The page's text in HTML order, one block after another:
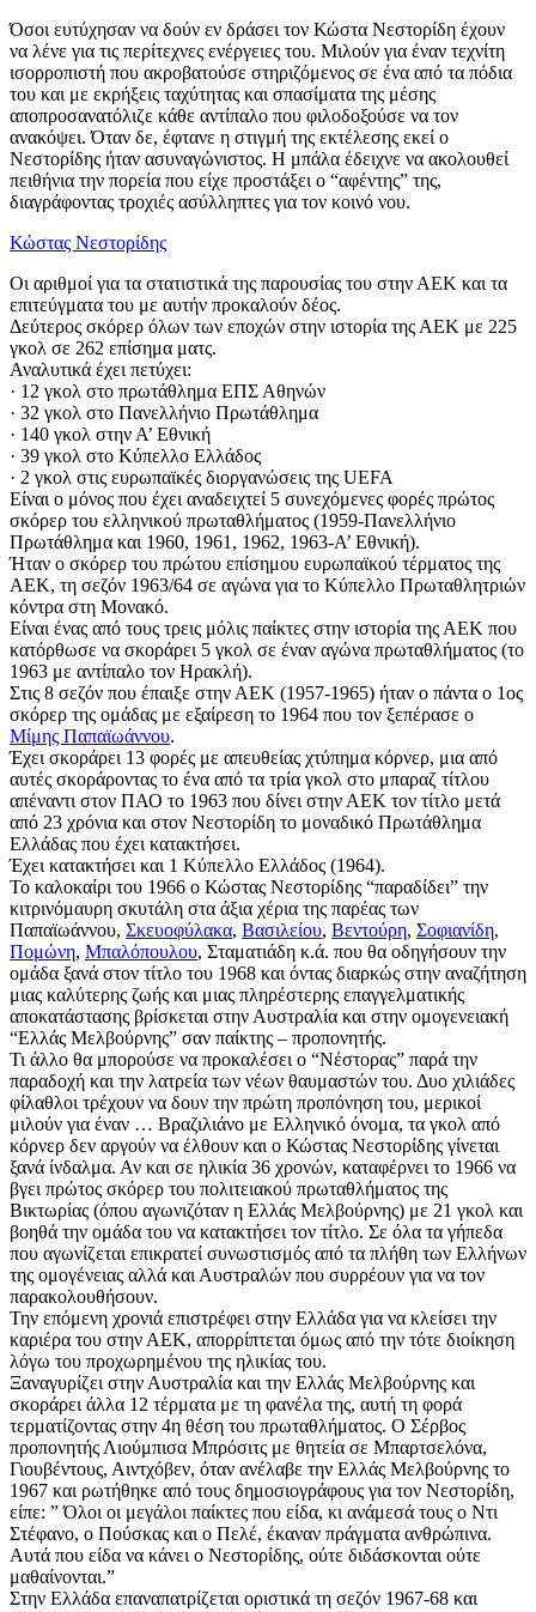
Όσοι ευτύχησαν να δούν εν δράσει τον Κώστα Νεστορίδη έχουν
να λένε για τις περίτεχνες ενέργειες του. Μιλούν για έναν τεχνίτη
ισορροπιστή που ακροβατούσε στηριζόμενος σε ένα από τα πόδια
του και με εκρήξεις ταχύτητας και σπασίματα της μέσης
αποπροσανατόλιζε κάθε αντίπαλο που φιλοδοξούσε να τον
ανακόψει. Όταν δε, έφτανε η στιγμή της εκτέλεσης εκεί ο
Νεστορίδης ήταν ασυναγώνιστος. Η μπάλα έδειχνε να ακολουθεί
πειθήνια την πορεία που είχε προστάξει ο “αφέντης” της,
διαγράφοντας τροχιές ασύλληπτες για τον κοινό νου.
Κώστας Νεστορίδης
Οι αριθμοί για τα στατιστικά της παρουσίας του στην ΑΕΚ και τα
επιτεύγματα του με αυτήν προκαλούν δέος.
Δεύτερος σκόρερ όλων των εποχών στην ιστορία της ΑΕΚ με 225
γκολ σε 262 επίσημα ματς.
Αναλυτικά έχει πετύχει:
· 12 γκολ στο πρωτάθλημα ΕΠΣ Αθηνών
· 32 γκολ στο Πανελλήνιο Πρωτάθλημα
· 140 γκολ στην Α’ Εθνική
· 39 γκολ στο Κύπελλο Ελλάδος
· 2 γκολ στις ευρωπαϊκές διοργανώσεις της UEFA
Είναι ο μόνος που έχει αναδειχτεί 5 συνεχόμενες φορές πρώτος
σκόρερ του ελληνικού πρωταθλήματος (1959-Πανελλήνιο
Πρωτάθλημα και 1960, 1961, 1962, 1963-Α’ Εθνική).
Ήταν ο σκόρερ του πρώτου επίσημου ευρωπαϊκού τέρματος της
ΑΕΚ, τη σεζόν 1963/64 σε αγώνα για το Κύπελλο Πρωταθλητριών
κόντρα στη Μονακό.
Είναι ένας από τους τρεις μόλις παίκτες στην ιστορία της ΑΕΚ που
κατόρθωσε να σκοράρει 5 γκολ σε έναν αγώνα πρωταθλήματος (το
1963 με αντίπαλο τον Ηρακλή).
Στις 8 σεζόν που έπαιξε στην ΑΕΚ (1957-1965) ήταν ο πάντα ο 1ος
σκόρερ της ομάδας με εξαίρεση το 1964 που τον ξεπέρασε ο
Μίμης Παπαϊωάννου.
Έχει σκοράρει 13 φορές με απευθείας χτύπημα κόρνερ, μια από
αυτές σκοράροντας το ένα από τα τρία γκολ στο μπαραζ τίτλου
απέναντι στον ΠΑΟ το 1963 που δίνει στην ΑΕΚ τον τίτλο μετά
από 23 χρόνια και στον Νεστορίδη το μοναδικό Πρωτάθλημα
Ελλάδας που έχει κατακτήσει.
Έχει κατακτήσει και 1 Κύπελλο Ελλάδος (1964).
Το καλοκαίρι του 1966 ο Κώστας Νεστορίδης “παραδίδει” την
κιτρινόμαυρη σκυτάλη στα άξια χέρια της παρέας των
Παπαϊωάννου, Σκευοφύλακα, Βασιλείου, Βεντούρη, Σοφιανίδη,
Πομώνη, Μπαλόπουλου, Σταματιάδη κ.ά. που θα οδηγήσουν την
ομάδα ξανά στον τίτλο του 1968 και όντας διαρκώς στην αναζήτηση
μιας καλύτερης ζωής και μιας πληρέστερης επαγγελματικής
αποκατάστασης βρίσκεται στην Αυστραλία και στην ομογενειακή
“Ελλάς Μελβούρνης” σαν παίκτης – προπονητής.
Τι άλλο θα μπορούσε να προκαλέσει ο “Νέστορας” παρά την
παραδοχή και την λατρεία των νέων θαυμαστών του. Δυο χιλιάδες
φίλαθλοι τρέχουν να δουν την πρώτη προπόνηση του, μερικοί
μιλούν για έναν … Βραζιλιάνο με Ελληνικό όνομα, τα γκολ από
κόρνερ δεν αργούν να έλθουν και ο Κώστας Νεστορίδης γίνεται
ξανά ίνδαλμα. Αν και σε ηλικία 36 χρονών, καταφέρνει το 1966 να
βγει πρώτος σκόρερ του πολιτειακού πρωταθλήματος της
Βικτωρίας (όπου αγωνιζόταν η Ελλάς Μελβούρνης) με 21 γκολ και
βοηθά την ομάδα του να κατακτήσει τον τίτλο. Σε όλα τα γήπεδα
που αγωνίζεται επικρατεί συνωστισμός από τα πλήθη των Ελλήνων
της ομογένειας αλλά και Αυστραλών που συρρέουν για να τον
παρακολουθήσουν.
Την επόμενη χρονιά επιστρέφει στην Ελλάδα για να κλείσει την
καριέρα του στην ΑΕΚ, απορρίπτεται όμως από την τότε διοίκηση
λόγω του προχωρημένου της ηλικίας του.
Ξαναγυρίζει στην Αυστραλία και την Ελλάς Μελβούρνης και
σκοράρει άλλα 12 τέρματα με τη φανέλα της, αυτή τη φορά
τερματίζοντας στην 4η θέση του πρωταθλήματος. Ο Σέρβος
προπονητής Λιούμπισα Μπρόσιτς με θητεία σε Μπαρτσελόνα,
Γιουβέντους, Αιντχόβεν, όταν ανέλαβε την Ελλάς Μελβούρνης το
1967 και ρωτήθηκε από τους δημοσιογράφους για τον Νεστορίδη,
είπε: ” Όλοι οι μεγάλοι παίκτες που είδα, κι ανάμεσά τους ο Ντι
Στέφανο, ο Πούσκας και ο Πελέ, έκαναν πράγματα ανθρώπινα.
Αυτά που είδα να κάνει ο Νεστορίδης, ούτε διδάσκονται ούτε
μαθαίνονται.”
Στην Ελλάδα επαναπατρίζεται οριστικά τη σεζόν 1967-68 και